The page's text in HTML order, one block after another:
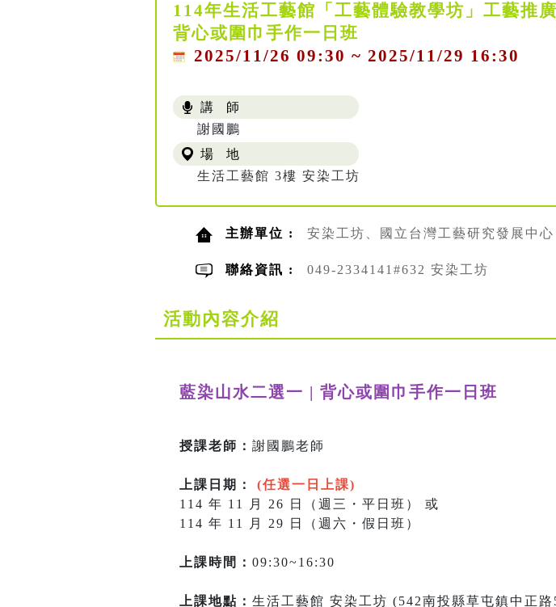
114年生活工藝館「工藝體驗教學坊」工藝推
背心或圍巾手作一日班
2025/11/26 09:30 ~ 2025/11/29 16:30
講 師
謝國鵬
場 地
生活工藝館 3樓 安染工坊
主辦單位 : 安染工坊、國立台灣工藝研究發展中心
聯絡資訊 : 049-2334141#632 安染工坊
活動內容介紹
藍染山水二選一 | 背心或圍巾手作一日班
授課老師： 謝國鵬老師
上課日期：
(任選一日上課)
114 年 11 月 26 日（週三・平日班） 或
114 年 11 月 29 日（週六・假日班）
上課時間： 09:30~16:30
上課地點： 生活工藝館 安染工坊 (542南投縣草屯鎮中正路